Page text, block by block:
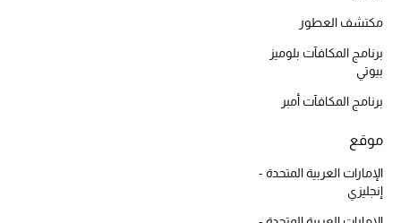
الموسم الجديد
الأحذية الرجالية
مكتشف العطور
برنامج المكافآت بلوميز
بيوتي
برنامج المكافآت أمبر
موقع
الإمارات العربية المتحدة -
إنجليزي